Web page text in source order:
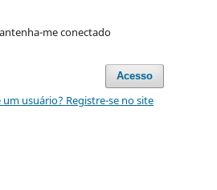
me conectado
Acesso
um usuário? Registre-se no site